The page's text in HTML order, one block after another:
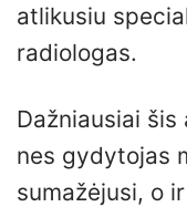
atlikusiu
radiologas.
Dažniausiai
nes gydytojas
sumažėjusi, o